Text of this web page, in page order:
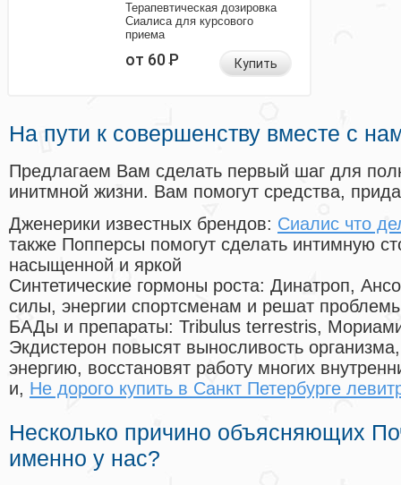
Терапевтическая дозировка
Сиалиса для курсового
приема
от 60Р Купить
На пути к совершенству вместе с
Предлагаем Вам сделать первый шаг для
инитмной жизни. Вам помогут средства,
Дженерики известных брендов: Сиалис что
также Попперсы помогут сделать интимную
насыщенной и яркой
Синтетические гормоны роста: Динатроп,
силы, энергии спортсменам и решат
БАДы и препараты: Tribulus terrestris,
Экдистерон повысят выносливость
энергию, восстановят работу многих
и, Не дорого купить в Санкт Петербурге
Несколько причино объясняющих
именно у нас?